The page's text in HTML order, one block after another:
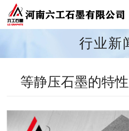
行业新
等静压石墨的特